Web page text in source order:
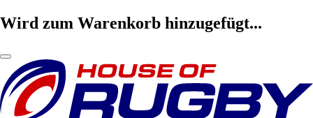
Wird zum Warenkorb hinzugefügt...